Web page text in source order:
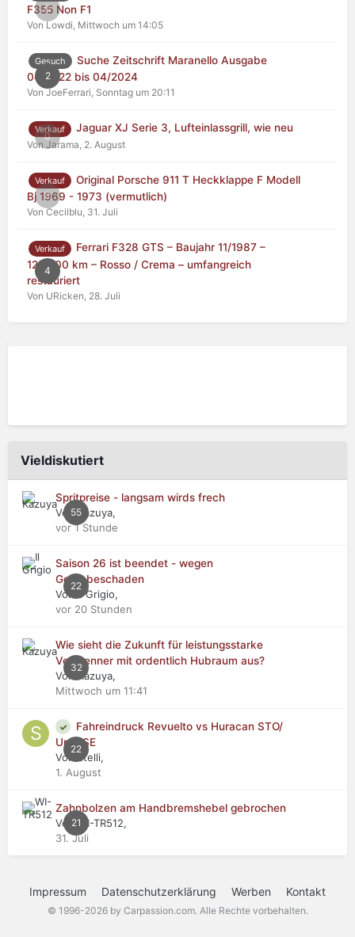
0
F355 Non F1
Von Lowdi, Mittwoch um 14:05
2
Gesuch
Suche Zeitschrift Maranello Ausgabe
04/2022 bis 04/2024
Von JoeFerrari, Sonntag um 20:11
0
Verkauf Jaguar XJ Serie 3, Lufteinlassgrill, wie neu
Von Jarama, 2. August
0
Verkauf
Original Porsche 911 T Heckklappe F Modell
Bj 1969 - 1973 (vermutlich)
Von Cecilblu, 31. Juli
4
Verkauf
Ferrari F328 GTS – Baujahr 11/1987 –
125.000 km – Rosso / Crema – umfangreich
restauriert
Von URicken, 28. Juli
Vieldiskutiert
55
Spritpreise - langsam wirds frech
Von Kazuya,
vor 1 Stunde
22
Saison 26 ist beendet - wegen
Getriebeschaden
Von Il Grigio,
vor 20 Stunden
32
Wie sieht die Zukunft für leistungsstarke
Verbrenner mit ordentlich Hubraum aus?
Von Kazuya,
Mittwoch um 11:41
22
Fahreindruck Revuelto vs Huracan STO/
Urus SE
Von stelli,
1. August
21
Zahnbolzen am Handbremshebel gebrochen
Von WI-TR512,
31. Juli
Impressum Datenschutzerklärung Werben Kontakt
© 1996-2026 by Carpassion.com. Alle Rechte vorbehalten.